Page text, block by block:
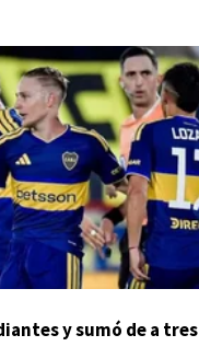
y sumó de a tres